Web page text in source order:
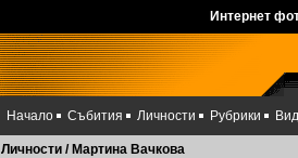
Интернет
Начало Събития Личности Рубрики
Личности / Мартина Вачкова